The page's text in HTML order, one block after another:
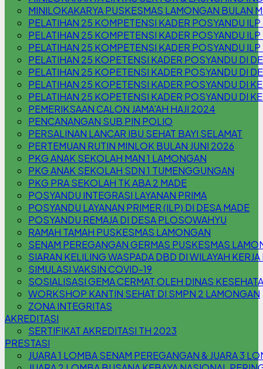
MINILOKAKARYA PUSKESMAS LAMONGAN BULAN
PELATIHAN 25 KOMPETENSI KADER POSYANDU
PELATIHAN 25 KOMPETENSI KADER POSYANDU ILP
PELATIHAN 25 KOMPETENSI KADER POSYANDU
PELATIHAN 25 KOPETENSI KADER POSYANDU DI
PELATIHAN 25 KOPETENSI KADER POSYANDU DI
PELATIHAN 25 KOPETENSI KADER POSYANDU DI
PELATIHAN 25 KOPETENSI KADER POSYANDU DI
PEMERIKSAAN CALON JAMA'AH HAJI 2024
PENCANANGAN SUB PIN POLIO
PERSALINAN LANCAR IBU SEHAT BAYI SELAMAT
PERTEMUAN RUTIN MINLOK BULAN JUNI 2026
PKG ANAK SEKOLAH MAN 1 LAMONGAN
PKG ANAK SEKOLAH SDN 1 TUMENGGUNGAN
PKG PRA SEKOLAH TK ABA 2 MADE
POSYANDU INTEGRASI LAYANAN PRIMA
POSYANDU LAYANAN PRIMER (ILP) DI DESA MADE
POSYANDU REMAJA DI DESA PLOSOWAHYU
RAMAH TAMAH PUSKESMAS LAMONGAN
SENAM PEREGANGAN GERMAS PUSKESMAS
SIARAN KELILING WASPADA DBD DI WILAYAH
SIMULASI VAKSIN COVID-19
SOSIALISASI GEMA CERMAT OLEH DINAS
WORKSHOP KANTIN SEHAT DI SMPN 2 LAMONGAN
ZONA INTEGRITAS
AKREDITASI
SERTIFIKAT AKREDITASI TH 2023
PRESTASI
JUARA 1 LOMBA SENAM PEREGANGAN & JUARA 3